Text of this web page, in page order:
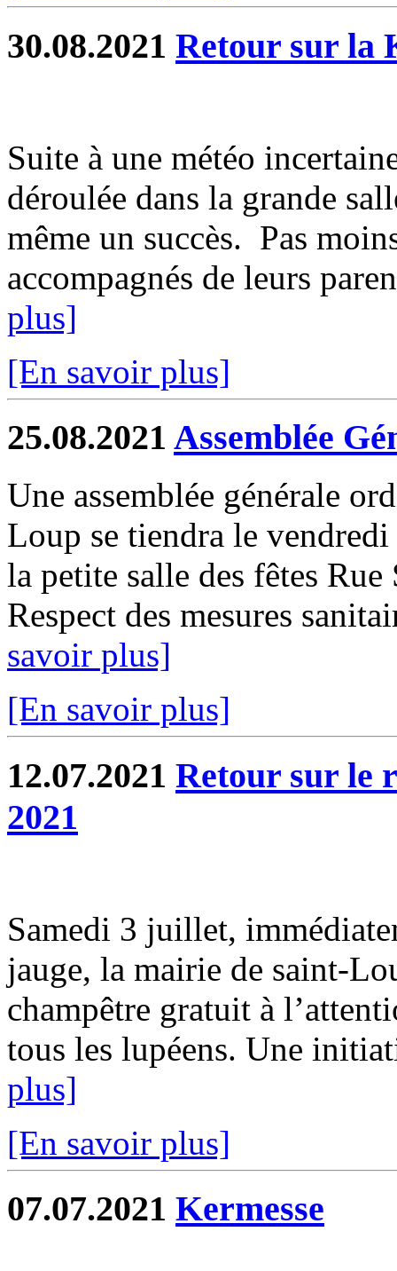
30.08.2021 Retour sur la
Suite à une météo
déroulée dans la grande
même un succès. Pas
accompagnés de leurs
plus]
[En savoir plus]
25.08.2021 Assemblée
Une assemblée générale
Loup se tiendra le
la petite salle des fêtes
Respect des mesures
savoir plus]
[En savoir plus]
12.07.2021 Retour sur le
2021
Samedi 3 juillet,
jauge, la mairie de saint-
champêtre gratuit à
tous les lupéens. Une
plus]
[En savoir plus]
07.07.2021 Kermesse